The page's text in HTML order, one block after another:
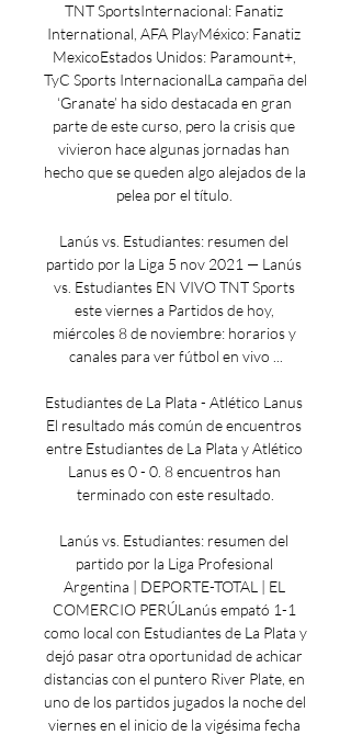
TNT SportsInternacional: Fanatiz
International, AFA PlayMéxico: Fanatiz
MexicoEstados Unidos: Paramount+,
TyC Sports InternacionalLa campaña del
‘Granate’ ha sido destacada en gran
parte de este curso, pero la crisis que
vivieron hace algunas jornadas han
hecho que se queden algo alejados de la
pelea por el título.
Lanús vs. Estudiantes: resumen del
partido por la Liga 5 nov 2021 — Lanús
vs. Estudiantes EN VIVO TNT Sports
este viernes a Partidos de hoy,
miércoles 8 de noviembre: horarios y
canales para ver fútbol en vivo ...
Estudiantes de La Plata - Atlético Lanus
El resultado más común de encuentros
entre Estudiantes de La Plata y Atlético
Lanus es 0 - 0. 8 encuentros han
terminado con este resultado.
Lanús vs. Estudiantes: resumen del
partido por la Liga Profesional
Argentina | DEPORTE-TOTAL | EL
COMERCIO PERÚLanús empató 1-1
como local con Estudiantes de La Plata y
dejó pasar otra oportunidad de achicar
distancias con el puntero River Plate, en
uno de los partidos jugados la noche del
viernes en el inicio de la vigésima fecha